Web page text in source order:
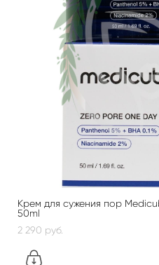
Крем для сужения пор
50ml
2 290 pуб.